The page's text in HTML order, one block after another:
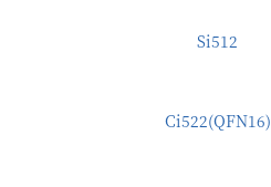
Si512
Ci522(QFN16)